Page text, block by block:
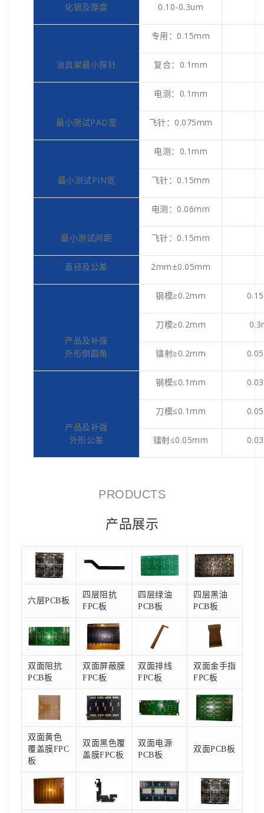
化银及厚度 0.10-0.3um
治具架最小探针
专用：0.15mm
复合：0.1mm
最小测试PAD宽
电测：0.1mm
飞针：0.075mm
最小测试PIN宽
电测：0.1mm
飞针：0.15mm
最小测试间距
电测：0.06mm
飞针：0.15mm
直径及公差 2mm±0.05mm
产品及补强
外形倒圆角
钢模≥0.2mm
刀模≥0.2mm
镭射≥0.2mm
产品及补强
外形公差
钢模≤0.1mm
刀模≤0.1mm
镭射≤0.05mm
PRODUCTS
产品展示
六层PCB板
四层阻抗
FPC板
四层绿油
PCB板
四层黑油
PCB板
双面阻抗
PCB板
双面屏蔽膜
FPC板
双面排线
FPC板
双面金手指
FPC板
双面黄色
覆盖膜FPC
板
双面黑色覆
盖膜FPC板
双面电源
PCB板
双面PCB板